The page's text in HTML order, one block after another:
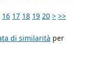
16 17 18 19 20 > >>
di similarità per